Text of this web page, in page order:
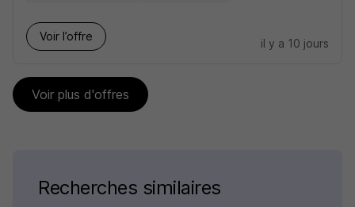
Voir l’offre
il y a 10 jours
Voir plus d'offres
Recherches similaires